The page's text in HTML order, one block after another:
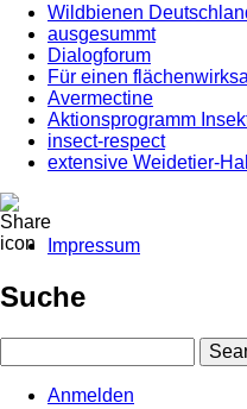
Wildbienen
ausgesummt
Dialogforum
Für einen
Avermectine
Aktionsprogramm
insect-respect
extensive Weidetier-
Impressum
Suche
Anmelden